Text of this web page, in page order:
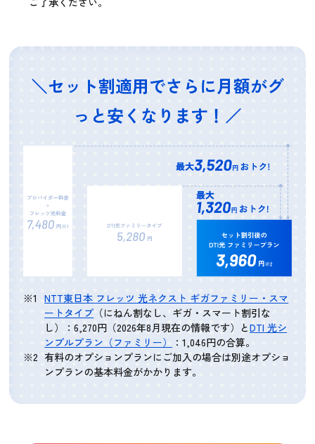
＼セット割適用でさらに月額がグ
っと安くなります！／
NTT東日本 フレッツ 光ネクスト ギガファミリー・スマ
ートタイプ （にねん割なし、ギガ・スマート割引な
し）：6,270円（2026年8月現在の情報です）とDTI 光シ
ンプルプラン（ファミリー）
：1,046円の合算。
有料のオプションプランにご加入の場合は別途オプショ
ンプランの基本料金がかかります。